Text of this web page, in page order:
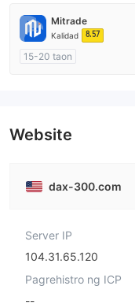
Kinokontrol sa Australia
Paggawa ng Market (MM)
Mitrade
Kalidad 8.57
15-20 taon
Website
dax-300.com
Server IP
104.31.65.120
Pagrehistro ng ICP
--